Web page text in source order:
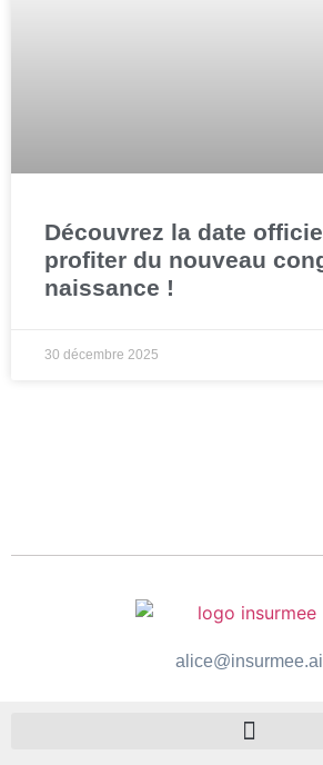
Découvrez la date
profiter du nouveau
naissance !
30 décembre 2025
alice@insurmee.ai